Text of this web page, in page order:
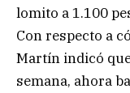
lomito a 1.100
Con respecto a
Martín indicó
semana, ahora